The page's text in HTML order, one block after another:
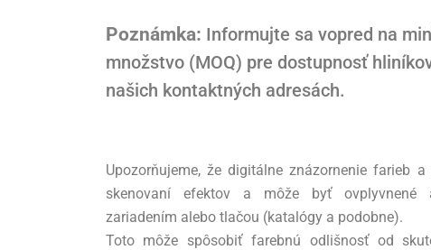
Poznámka: Informujte sa vopred na
množstvo (MOQ) pre dostupnosť
našich kontaktných adresách.
Upozorňujeme, že digitálne znázornenie farieb
skenovaní efektov a môže byť ovplyvnené
zariadením alebo tlačou (katalógy a podobne).
Toto môže spôsobiť farebnú odlišnosť od